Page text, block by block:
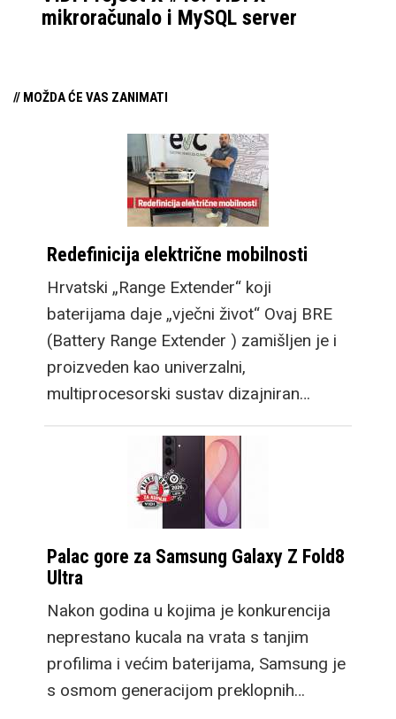
mikroračunalo i MySQL server
// MOŽDA ĆE VAS ZANIMATI
Redefinicija električne mobilnosti
Hrvatski „Range Extender“ koji
baterijama daje „vječni život“ Ovaj BRE
(Battery Range Extender ) zamišljen je i
proizveden kao univerzalni,
multiprocesorski sustav dizajniran…
Palac gore za Samsung Galaxy Z Fold8
Ultra
Nakon godina u kojima je konkurencija
neprestano kucala na vrata s tanjim
profilima i većim baterijama, Samsung je
s osmom generacijom preklopnih…